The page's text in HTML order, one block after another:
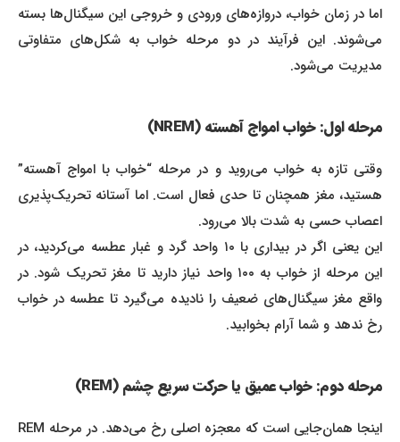
اما در زمان خواب، دروازه‌های ورودی و خروجی این سیگنال‌ها بسته
می‌شوند. این فرآیند در دو مرحله خواب به شکل‌های متفاوتی
مدیریت می‌شود.
مرحله اول: خواب امواج آهسته (NREM)
وقتی تازه به خواب می‌روید و در مرحله “خواب با امواج آهسته”
هستید، مغز همچنان تا حدی فعال است. اما آستانه تحریک‌پذیری
اعصاب حسی به شدت بالا می‌رود.
این یعنی اگر در بیداری با ۱۰ واحد گرد و غبار عطسه می‌کردید، در
این مرحله از خواب به ۱۰۰ واحد نیاز دارید تا مغز تحریک شود. در
واقع مغز سیگنال‌های ضعیف را نادیده می‌گیرد تا عطسه در خواب
رخ ندهد و شما آرام بخوابید.
مرحله دوم: خواب عمیق یا حرکت سریع چشم (REM)
اینجا همان‌جایی است که معجزه اصلی رخ می‌دهد. در مرحله REM